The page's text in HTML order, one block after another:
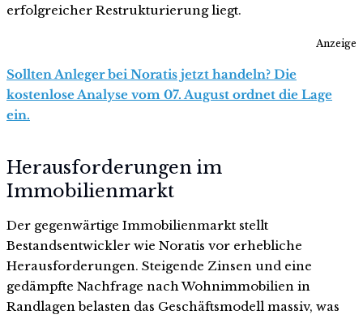
erfolgreicher Restrukturierung liegt.
Anzeige
Sollten Anleger bei Noratis jetzt handeln? Die
kostenlose Analyse vom 07. August ordnet die Lage
ein.
Herausforderungen im
Immobilienmarkt
Der gegenwärtige Immobilienmarkt stellt
Bestandsentwickler wie Noratis vor erhebliche
Herausforderungen. Steigende Zinsen und eine
gedämpfte Nachfrage nach Wohnimmobilien in
Randlagen belasten das Geschäftsmodell massiv, was